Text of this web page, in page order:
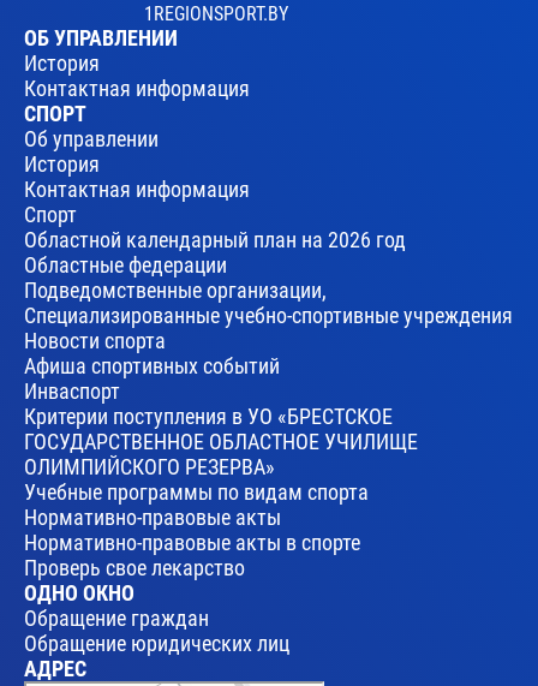
1REGIONSPORT.BY
ОБ УПРАВЛЕНИИ
История
Контактная информация
СПОРТ
Об управлении
История
Контактная информация
Спорт
Областной календарный план на 2026 год
Областные федерации
Подведомственные организации,
Специализированные учебно-спортивные учреждения
Новости спорта
Афиша спортивных событий
Инваспорт
Критерии поступления в УО «БРЕСТСКОЕ
ГОСУДАРСТВЕННОЕ ОБЛАСТНОЕ УЧИЛИЩЕ
ОЛИМПИЙСКОГО РЕЗЕРВА»
Учебные программы по видам спорта
Нормативно-правовые акты
Нормативно-правовые акты в спорте
Проверь свое лекарство
ОДНО ОКНО
Обращение граждан
Обращение юридических лиц
АДРЕС